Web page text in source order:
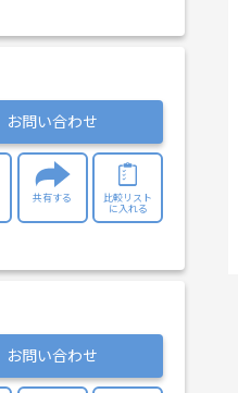
お問い合わせ
共有する
比較リスト
に入れる
お問い合わせ